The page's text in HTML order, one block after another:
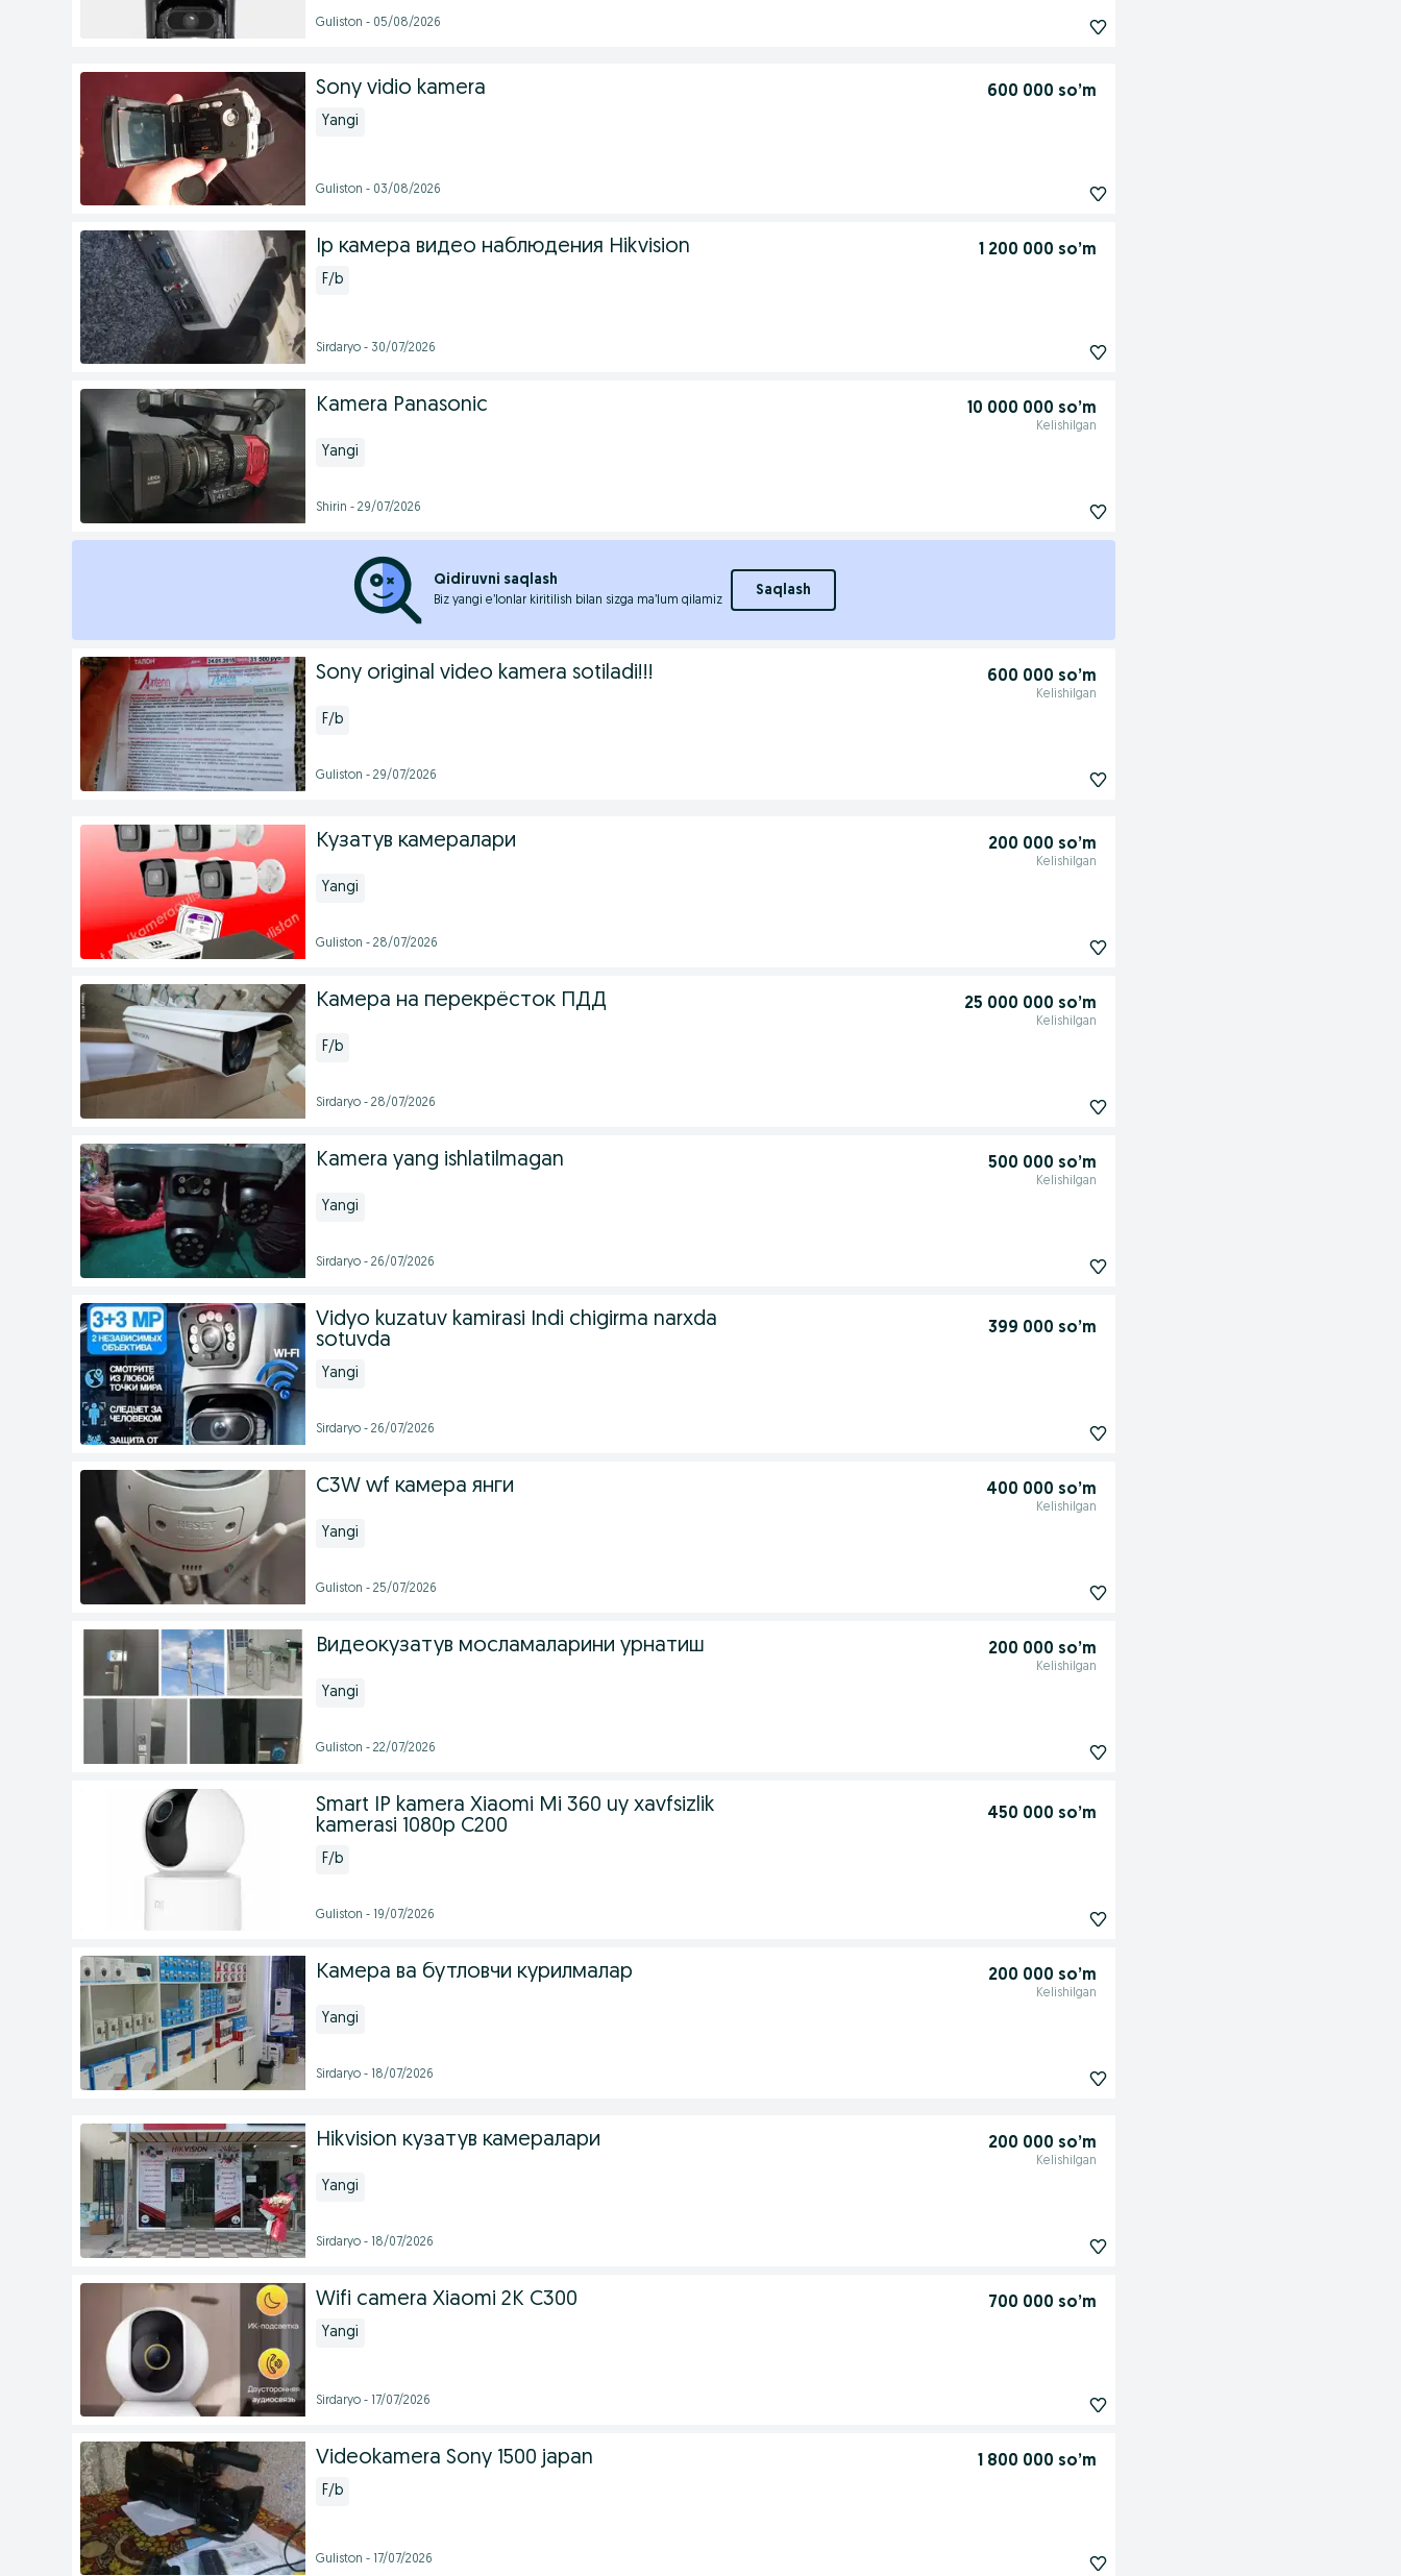
Guliston - 05/08/2026
Sony vidio kamera 600 000 so’m
Yangi
Guliston - 03/08/2026
Ip камера видео наблюдения Hikvision 1 200 000 so’m
F/b
Sirdaryo - 30/07/2026
Kamera Panasonic 10 000 000 so’m
Kelishilgan
Yangi
Shirin - 29/07/2026
Qidiruvni saqlash
Biz yangi e’lonlar kiritilish bilan sizga ma’lum qilamiz
Saqlash
Sony original video kamera sotiladi!!! 600 000 so’m
Kelishilgan
F/b
Guliston - 29/07/2026
Кузатув камералари 200 000 so’m
Kelishilgan
Yangi
Guliston - 28/07/2026
Камера на перекрёсток ПДД 25 000 000 so’m
Kelishilgan
F/b
Sirdaryo - 28/07/2026
Kamera yang ishlatilmagan 500 000 so’m
Kelishilgan
Yangi
Sirdaryo - 26/07/2026
Vidyo kuzatuv kamirasi Indi chigirma narxda
sotuvda
399 000 so’m
Yangi
Sirdaryo - 26/07/2026
C3W wf камера янги 400 000 so’m
Kelishilgan
Yangi
Guliston - 25/07/2026
Видеокузатув мосламаларини урнатиш 200 000 so’m
Kelishilgan
Yangi
Guliston - 22/07/2026
Smart IP kamera Xiaomi Mi 360 uy xavfsizlik
kamerasi 1080p C200
450 000 so’m
F/b
Guliston - 19/07/2026
Камера ва бутловчи курилмалар 200 000 so’m
Kelishilgan
Yangi
Sirdaryo - 18/07/2026
Hikvision кузатув камералари 200 000 so’m
Kelishilgan
Yangi
Sirdaryo - 18/07/2026
Wifi camera Xiaomi 2K C300 700 000 so’m
Yangi
Sirdaryo - 17/07/2026
Videokamera Sony 1500 japan 1 800 000 so’m
F/b
Guliston - 17/07/2026